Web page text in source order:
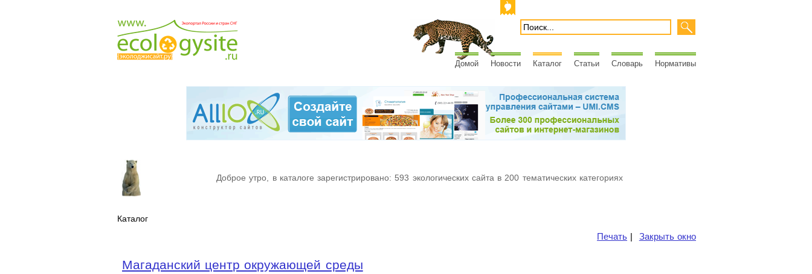
Домой Новости Каталог Статьи Словарь Нормативы
Доброе утро, в каталоге зарегистрировано: 593 экологических сайта в 200 тематических категориях
Каталог
Печать | Закрыть окно
Магаданский центр окружающей среды